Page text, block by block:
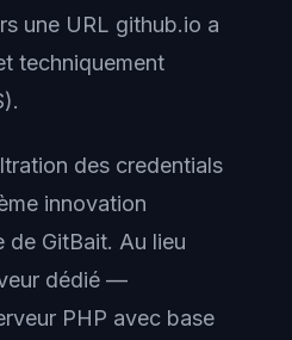
une URL github.io a
techniquement
des credentials
innovation
de GitBait. Au lieu
dédié —
PHP avec base